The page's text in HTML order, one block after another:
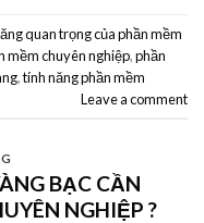
quan trọng của phần mềm
mềm chuyên nghiệp,phần
,tính năng phần mềm
Leave a comment
BẠC CẦN
NGHIỆP ?